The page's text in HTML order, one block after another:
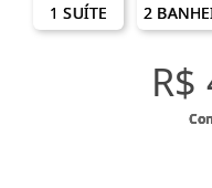
1 SUÍTE 2
R$